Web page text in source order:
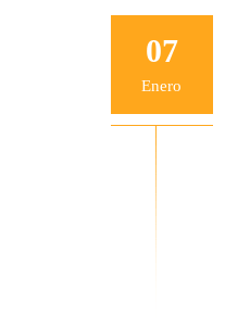
07
Enero